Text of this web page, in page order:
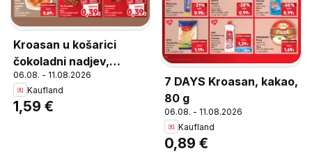
Kroasan u košarici
čokoladni nadjev,
Kroasan u košarici
čokoladni nadjev 73 g
06.08. - 11.08.2026
Kaufland
1,59 €
7 DAYS Kroasan, kakao,
80 g
06.08. - 11.08.2026
Kaufland
0,89 €